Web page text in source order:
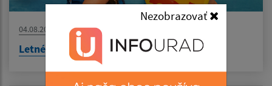
Nezobrazovať
04.08.2026
Letné kino - KAVEJ 2